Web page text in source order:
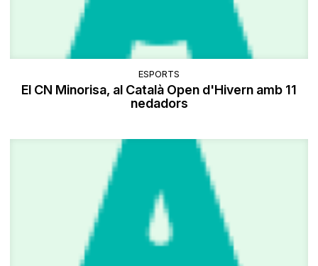
ESPORTS
El CN Minorisa, al Català Open d'Hivern amb 11
nedadors